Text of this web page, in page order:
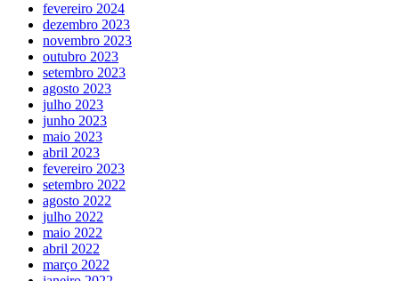
fevereiro 2024
dezembro 2023
novembro 2023
outubro 2023
setembro 2023
agosto 2023
julho 2023
junho 2023
maio 2023
abril 2023
fevereiro 2023
setembro 2022
agosto 2022
julho 2022
maio 2022
abril 2022
março 2022